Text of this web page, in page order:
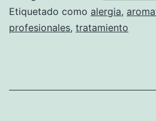
Etiquetado como alergia,
profesionales, tratamiento